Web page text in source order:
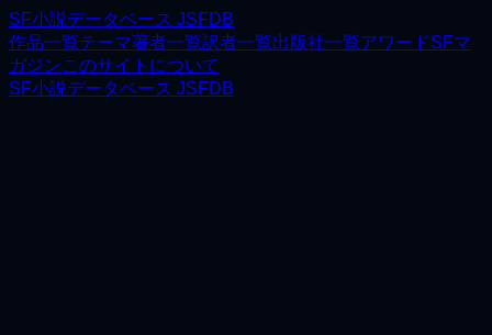
SF小説データベース JSFDB
作品一覧テーマ著者一覧訳者一覧出版社一覧アワードSFマ
ガジンこのサイトについて
SF小説データベース JSFDB